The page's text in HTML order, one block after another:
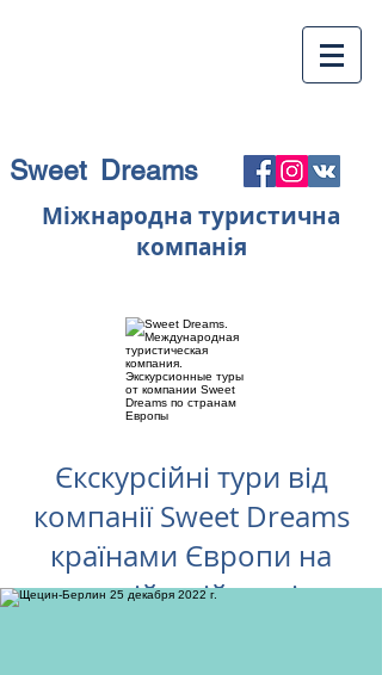
Sweet Dreams
Міжнародна туристична
компанія
Єкскурсійні тури від
компанії Sweet Dreams
країнами Європи на
російській мові